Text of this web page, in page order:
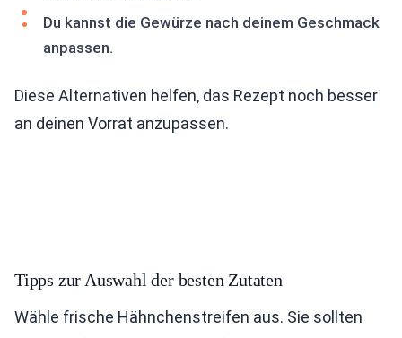
Du kannst die Gewürze nach deinem Geschmack
anpassen.
Diese Alternativen helfen, das Rezept noch besser
an deinen Vorrat anzupassen.
Tipps zur Auswahl der besten Zutaten
Wähle frische Hähnchenstreifen aus. Sie sollten